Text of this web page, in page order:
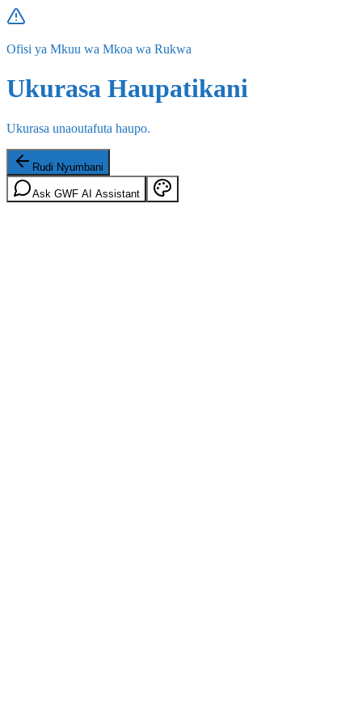
Ofisi ya Mkuu wa Mkoa wa Rukwa
Ukurasa Haupatikani
Ukurasa unaoutafuta haupo.
Rudi Nyumbani
Ask GWF AI Assistant